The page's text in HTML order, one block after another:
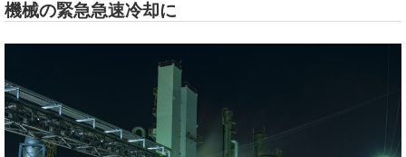
機械の緊急急速冷却に